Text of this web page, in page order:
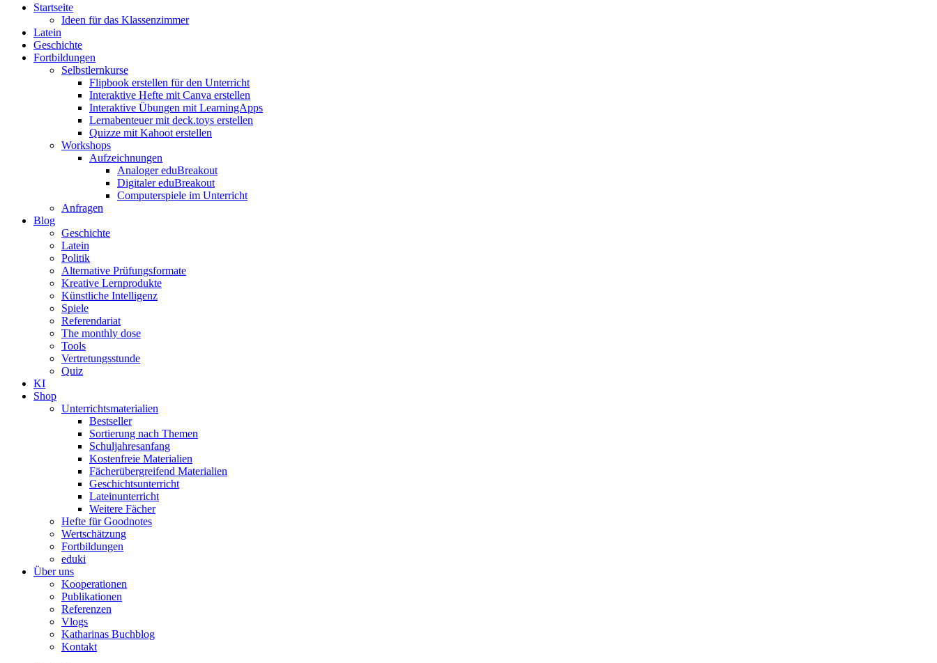
Startseite
Ideen für das Klassenzimmer
Latein
Geschichte
Fortbildungen
Selbstlernkurse
Flipbook erstellen für den Unterricht
Interaktive Hefte mit Canva erstellen
Interaktive Übungen mit LearningApps
Lernabenteuer mit deck.toys erstellen
Quizze mit Kahoot erstellen
Workshops
Aufzeichnungen
Analoger eduBreakout
Digitaler eduBreakout
Computerspiele im Unterricht
Anfragen
Blog
Geschichte
Latein
Politik
Alternative Prüfungsformate
Kreative Lernprodukte
Künstliche Intelligenz
Spiele
Referendariat
The monthly dose
Tools
Vertretungsstunde
Quiz
KI
Shop
Unterrichtsmaterialien
Bestseller
Sortierung nach Themen
Schuljahresanfang
Kostenfreie Materialien
Fächerübergreifend Materialien
Geschichtsunterricht
Lateinunterricht
Weitere Fächer
Hefte für Goodnotes
Wertschätzung
Fortbildungen
eduki
Über uns
Kooperationen
Publikationen
Referenzen
Vlogs
Katharinas Buchblog
Kontakt